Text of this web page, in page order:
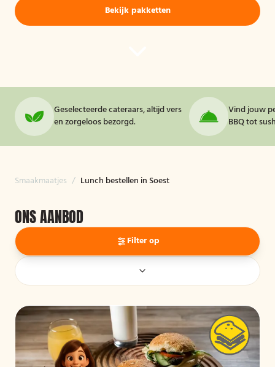
Bekijk pakketten
Geselecteerde cateraars, altijd vers
en zorgeloos bezorgd.
Vind jouw
BBQ tot
Smaakmaatjes / Lunch bestellen in Soest
ONS AANBOD
Filter op